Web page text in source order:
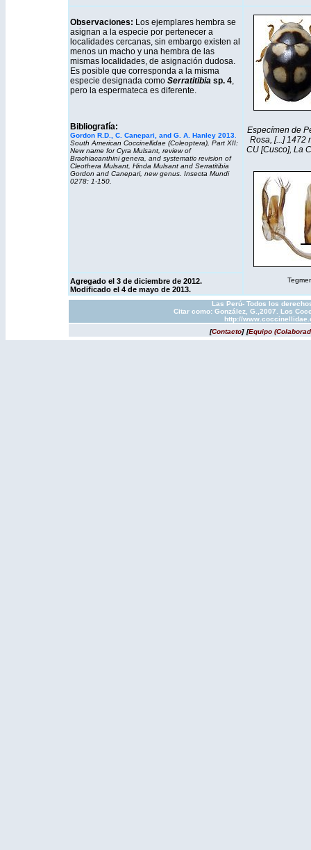
Observaciones: Los ejemplares hembra se
asignan a la especie por pertenecer a
localidades cercanas, sin embargo existen al
menos un macho y una hembra de las
mismas localidades, de asignación dudosa.
Es posible que corresponda a la misma
especie designada como Serratitibia sp. 4,
pero la espermateca es diferente.
Bibliografía:
Gordon R.D., C. Canepari, and G. A. Hanley 2013
South American Coccinellidae (Coleoptera), Part XII:
New name forCyra Mulsant, review of
Brachiacanthini genera, and systematic revision of
Cleothera Mulsant, Hinda Mulsant and Serratitibia
Gordon and Canepari, new genus. Insecta Mundi
0278: 1-150.
Especímen de
Rosa, [...] 1472
CU [Cusco], La
Agregado el 3 de diciembre de 2012.
Modificado el 4 de mayo de 2013.
Las Perú- Todos los
Citar como: González, G.,2007. Los
http://
[Contacto] [Equipo